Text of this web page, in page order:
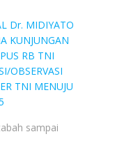
Dr. MIDIYATO
KUNJUNGAN
RB TNI
OBSERVASI
TNI MENUJU
sampai